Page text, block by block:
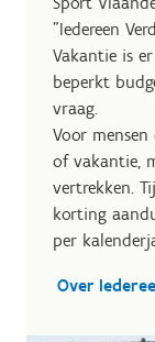
"Iedereen
Vakantie is
beperkt
vraag.
Voor
of vakantie,
vertrekken.
korting
per
Over